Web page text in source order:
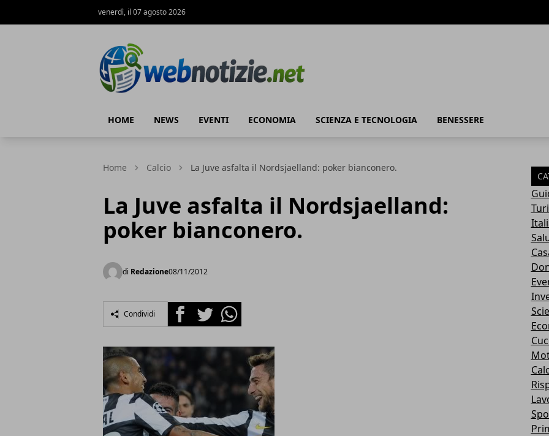
venerdì, il 07 agosto 2026
HOME NEWS EVENTI ECONOMIA SCIENZA E TECNOLOGIA BENESSERE
Home Calcio La Juve asfalta il Nordsjaelland: poker bianconero.
La Juve asfalta il Nordsjaelland:
poker bianconero.
di Redazione08/11/2012
Condividi FacebookTwitterWhatsapp